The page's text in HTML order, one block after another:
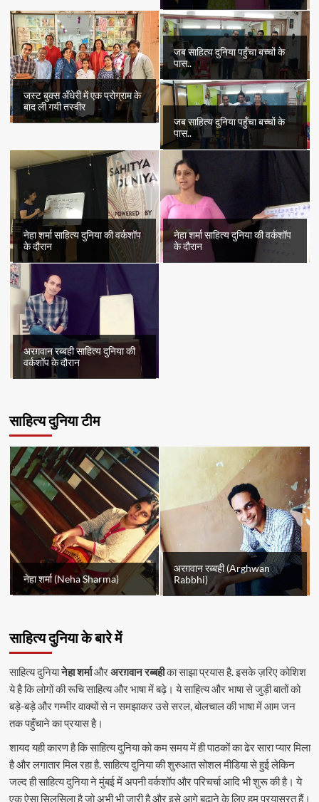
जस्ट बुक्स अँधेरी में एक प्रोग्राम के
बाद ली गयी तस्वीर
जब साहित्य दुनिया पहुँचा बच्चों के
पास..
जब साहित्य दुनिया पहुँचा बच्चों के
पास..
नेहा शर्मा साहित्य दुनिया की वर्कशॉप
के दौरान
नेहा शर्मा साहित्य दुनिया की वर्कशॉप
के दौरान
अरग़वान रब्बही साहित्य दुनिया की
वर्कशॉप के दौरान
साहित्य दुनिया टीम
नेहा शर्मा (Neha Sharma)
अरग़वान रब्बही (Arghwan
Rabbhi)
साहित्य दुनिया के बारे में
साहित्य दुनियानेहा शर्माऔरअरग़वान रब्बहीका साझा प्रयास है. इसके ज़रिए कोशिश
ये है कि लोगों की रूचि साहित्य और भाषा में बढ़े। ये साहित्य और भाषा से जुड़ी बातों को
बड़े-बड़े और गम्भीर वाक्यों से न समझाकर उसे सरल, बोलचाल की भाषा में आम जन
तक पहुँचाने का प्रयास है।
शायद यही कारण है कि साहित्य दुनिया को कम समय में ही पाठकों का ढेर सारा प्यार मिला
है और लगातार मिल रहा है. साहित्य दुनिया की शुरुआत सोशल मीडिया से हुई लेकिन
जल्द ही साहित्य दुनिया ने मुंबई में अपनी वर्कशॉप और परिचर्चा आदि भी शुरू की है। ये
एक ऐसा सिलसिला है जो अभी भी जारी है और इसे आगे बढ़ाने के लिए हम प्रयासरत हैं।